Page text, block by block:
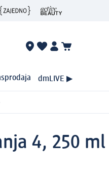
dmLIVE ▶
4, 250 ml